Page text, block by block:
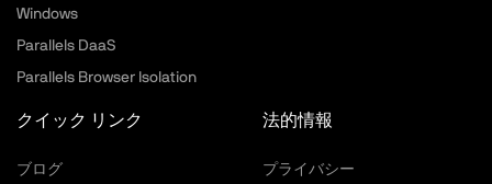
Windows
Parallels DaaS
Parallels Browser Isolation
クイック リンク
ブログ
法的情報
プライバシー